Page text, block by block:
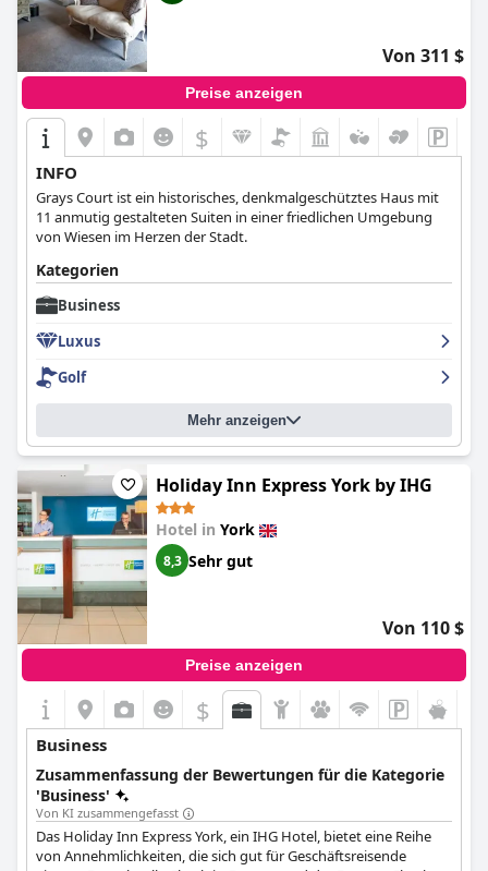
Von 311 $
Preise anzeigen
$
INFO
Grays Court ist ein historisches, denkmalgeschütztes Haus mit
11 anmutig gestalteten Suiten in einer friedlichen Umgebung
von Wiesen im Herzen der Stadt.
Kategorien
Business
Luxus
Golf
Mehr anzeigen
Holiday Inn Express York by IHG
Hotel in York
8,3 Sehr gut
Von 110 $
Preise anzeigen
$
Business
Zusammenfassung der Bewertungen für die Kategorie
'Business'
Von KI zusammengefasst
Das Holiday Inn Express York, ein IHG Hotel, bietet eine Reihe
von Annehmlichkeiten, die sich gut für Geschäftsreisende